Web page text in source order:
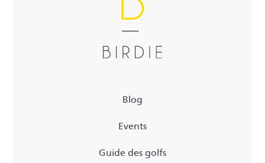
Blog
Events
Guide des golfs